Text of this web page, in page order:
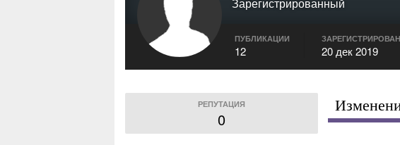
ПУБЛИКАЦИИ
12
ЗАРЕГИСТРИРОВАН
20 дек 2019
РЕПУТАЦИЯ
0